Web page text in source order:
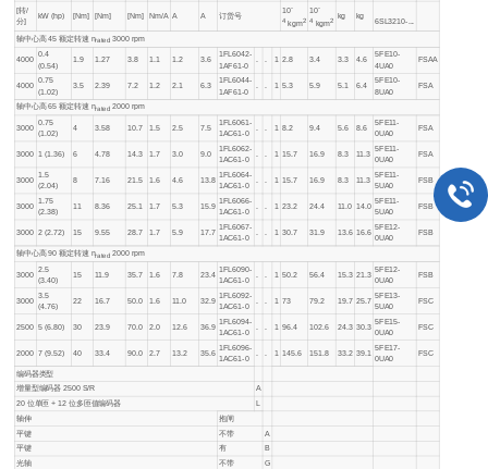
[转/
分]
kW (hp) [Nm] [Nm] [Nm] Nm/A A A 订货号
10-
4 kgm2
10-
4 kgm2
kg kg
6SL3210-...
轴中心高 45 额定转速 nrated 3000 rpm
4000
0.4
(0.54)
1.9 1.27 3.8 1.1 1.2 3.6
1FL6042-
1AF61-0
. . 1 2.8 3.4 3.3 4.6
5FE10-
4UA0
FSAA
4000
0.75
(1.02)
3.5 2.39 7.2 1.2 2.1 6.3
1FL6044-
1AF61-0
. . 1 5.3 5.9 5.1 6.4
5FE10-
8UA0
FSA
轴中心高 65 额定转速 nrated 2000 rpm
3000
0.75
(1.02)
4 3.58 10.7 1.5 2.5 7.5
1FL6061-
1AC61-0
. . 1 8.2 9.4 5.6 8.6
5FE11-
0UA0
FSA
3000 1 (1.36) 6 4.78 14.3 1.7 3.0 9.0
1FL6062-
1AC61-0
. . 1 15.7 16.9 8.3 11.3
5FE11-
0UA0
FSA
3000
1.5
(2.04)
8 7.16 21.5 1.6 4.6 13.8
1FL6064-
1AC61-0
. . 1 15.7 16.9 8.3 11.3
5FE11-
5UA0
FSB
3000
1.75
(2.38)
11 8.36 25.1 1.7 5.3 15.9
1FL6066-
1AC61-0
. . 1 23.2 24.4 11.0 14.0
5FE11-
5UA0
FSB
3000 2 (2.72) 15 9.55 28.7 1.7 5.9 17.7
1FL6067-
1AC61-0
. . 1 30.7 31.9 13.6 16.6
5FE12-
0UA0
FSB
轴中心高 90 额定转速 nrated 2000 rpm
3000
2.5
(3.40)
15 11.9 35.7 1.6 7.8 23.4
1FL6090-
1AC61-0
. . 1 50.2 56.4 15.3 21.3
5FE12-
0UA0
FSB
3000
3.5
(4.76)
22 16.7 50.0 1.6 11.0 32.9
1FL6092-
1AC61-0
. . 1 73 79.2 19.7 25.7
5FE13-
5UA0
FSC
2500 5 (6.80) 30 23.9 70.0 2.0 12.6 36.9
1FL6094-
1AC61-0
. . 1 96.4 102.6 24.3 30.3
5FE15-
0UA0
FSC
2000 7 (9.52) 40 33.4 90.0 2.7 13.2 35.6
1FL6096-
1AC61-0
. . 1 145.6 151.8 33.2 39.1
5FE17-
0UA0
FSC
编码器类型
增量型编码器 2500 S/R
A
20 位单匝 + 12 位多匝值编码器
L
轴伸
抱闸
平键
不带
A
平键
有
B
光轴
不带
G